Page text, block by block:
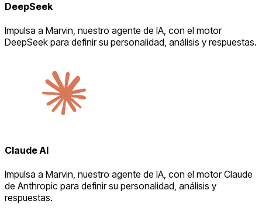
DeepSeek
Impulsa a Marvin, nuestro agente de IA, con el motor
DeepSeek para definir su personalidad, análisis y respuestas.
Claude AI
Impulsa a Marvin, nuestro agente de IA, con el motor Claude
de Anthropic para definir su personalidad, análisis y
respuestas.